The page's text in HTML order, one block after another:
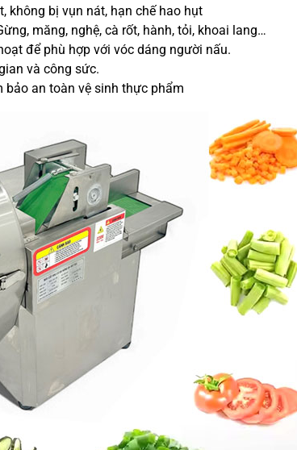
không bị vụn nát, hạn chế hao hụt
măng, nghệ, cà rốt, hành, tỏi, khoai lang…
để phù hợp với vóc dáng người nấu.
và công sức.
an toàn vệ sinh thực phẩm